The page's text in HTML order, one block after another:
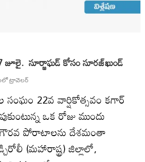
సూర్జాఘడ్‌ కోసం సూరజ్‌ఖుండ్‌
ట్రావెలర్
సంఘం 22వ వార్షికోత్సవం కగార్‌
ఒక రోజు ముందు
పోరాటాలను దేశమంతా
(మహారాష్ట్ర) జిల్లాలో,